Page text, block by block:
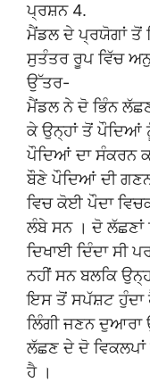
ਪ੍ਰਸ਼ਨ 4.
ਮੈਂਡਲ ਦੇ ਪ੍ਰਯੋਗਾਂ ਤੋਂ
ਸੁਤੰਤਰ ਰੂਪ ਵਿੱਚ
ਉੱਤਰ-
ਮੈਂਡਲ ਨੇ ਦੋ ਭਿੰਨ
ਕੇ ਉਨ੍ਹਾਂ ਤੋਂ
ਪੌਦਿਆਂ ਦਾ ਸੰਕਰਨ
ਬੌਣੇ ਪੌਦਿਆਂ ਦੀ
ਵਿਚ ਕੋਈ ਪੌਦਾ
ਲੰਬੇ ਸਨ । ਦੋ ਲੱਛਣਾਂ
ਦਿਖਾਈ ਦਿੰਦਾ ਸੀ
ਨਹੀਂ ਸਨ ਬਲਕਿ
ਇਸ ਤੋਂ ਸਪੱਸ਼ਟ ਹੁੰਦਾ
ਲਿੰਗੀ ਜਣਨ ਦੁਆਰਾ
ਲੱਛਣ ਦੇ ਦੋ ਵਿਕਲਪਾਂ
ਹੈ ।